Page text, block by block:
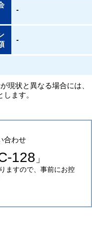
-
-
現状と異なる場合には、
ます。
合わせ
128 」
ますので、事前にお控